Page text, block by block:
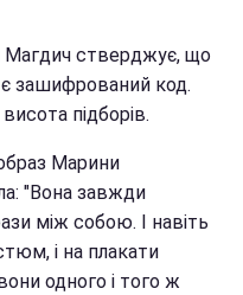
Магдич стверджує, що
є зашифрований код.
висота підборів.
Марини
"Вона завжди
між собою. І навіть
і на плакати
одного і того ж